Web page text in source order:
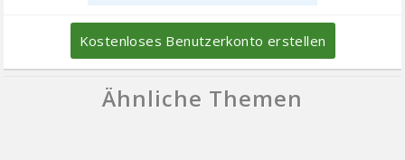
Kostenloses Benutzerkonto erstellen
Ähnliche Themen